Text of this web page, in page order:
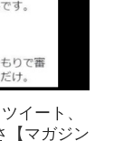
イート、
【マガジン